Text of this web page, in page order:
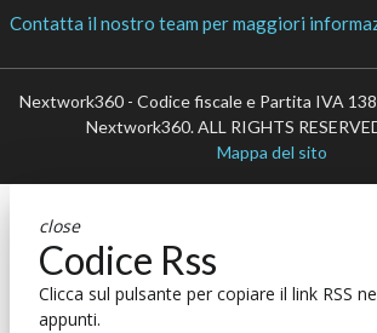
Contatta il nostro team per maggiori
Nextwork360 - Codice fiscale e Partita IVA
Nextwork360. ALL RIGHTS
Mappa del sito
close
Codice Rss
Clicca sul pulsante per copiare il link RSS
appunti.